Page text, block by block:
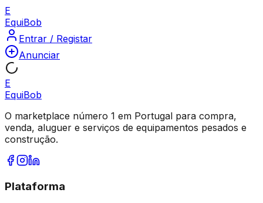
E
EquiBob
Entrar / Registar
Anunciar
E
EquiBob
O marketplace número 1 em Portugal para compra,
venda, aluguer e serviços de equipamentos pesados e
construção.
Plataforma